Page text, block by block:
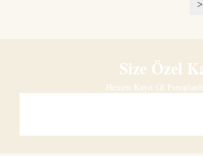
Size Özel
Hemen Kayıt Ol